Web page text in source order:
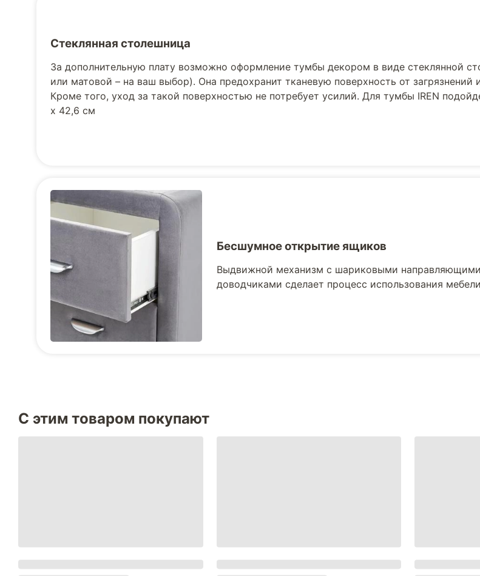
Стеклянная столешница
За дополнительную плату возможно оформление тумбы декором в виде стеклянной
или матовой – на ваш выбор). Она предохранит тканевую поверхность от загрязнений
Кроме того, уход за такой поверхностью не потребует усилий. Для тумбы IREN
х 42,6 см
Бесшумное открытие ящиков
Выдвижной механизм с шариковыми
доводчиками сделает процесс использования
С этим товаром покупают